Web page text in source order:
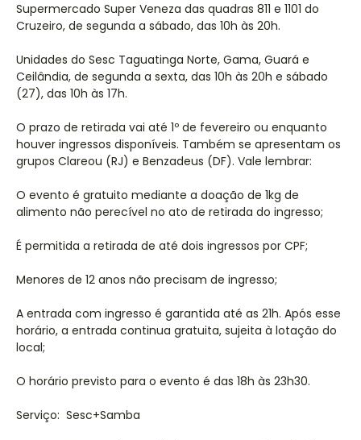
Supermercado Super Veneza das quadras 811 e 1101 do
Cruzeiro, de segunda a sábado, das 10h às 20h.
Unidades do Sesc Taguatinga Norte, Gama, Guará e
Ceilândia, de segunda a sexta, das 10h às 20h e sábado
(27), das 10h às 17h.
O prazo de retirada vai até 1º de fevereiro ou enquanto
houver ingressos disponíveis. Também se apresentam os
grupos Clareou (RJ) e Benzadeus (DF). Vale lembrar:
O evento é gratuito mediante a doação de 1kg de
alimento não perecível no ato de retirada do ingresso;
É permitida a retirada de até dois ingressos por CPF;
Menores de 12 anos não precisam de ingresso;
A entrada com ingresso é garantida até as 21h. Após esse
horário, a entrada continua gratuita, sujeita à lotação do
local;
O horário previsto para o evento é das 18h às 23h30.
Serviço: Sesc+Samba